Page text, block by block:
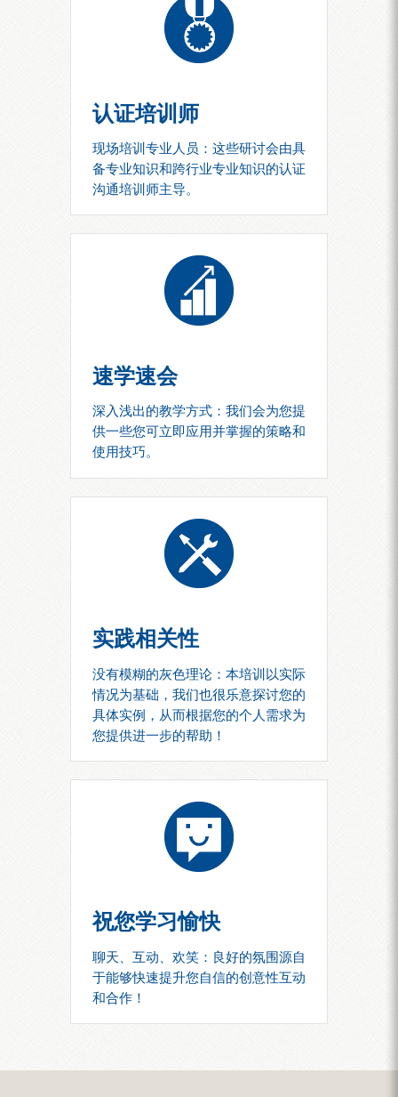
认证培训师
现场培训专业人员：这些研讨会由具
备专业知识和跨行业专业知识的认证
沟通培训师主导。
速学速会
深入浅出的教学方式：我们会为您提
供一些您可立即应用并掌握的策略和
使用技巧。
实践相关性
没有模糊的灰色理论：本培训以实际
情况为基础，我们也很乐意探讨您的
具体实例，从而根据您的个人需求为
您提供进一步的帮助！
祝您学习愉快
聊天、互动、欢笑：良好的氛围源自
于能够快速提升您自信的创意性互动
和合作！